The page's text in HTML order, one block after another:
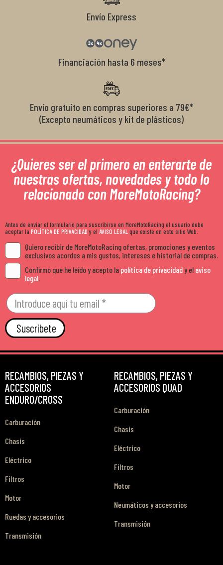
Envío Express
Financiación hasta 6 meses*
Envío gratuito en compras superiores a 79€*
(Excepto neumáticos y kit de plásticos)
¿Quieres ser el primero en enterarte de
nuestras ofertas, novedades y todo lo
relacionado con MoreMotoRacing?
Antes de enviar el formulario para suscribirse en MoreMotoRacing el usuario debe
aceptar la POLÍTICA DE PRIVACIDADy el AVISO LEGALque existe en este sitio Web.
Quiero recibir de MoreMotoRacing ofertas, promociones y eventos
exclusivos acordes a mis gustos, intereses e historial de compras.
Confirmo que he leído y acepto la política de privacidady el aviso
legal
Suscríbete
RECAMBIOS, PIEZAS Y
ACCESORIOS
ENDURO/CROSS
Carburación
Chasis
Eléctrico
Filtros
Motor
Ruedas y accesorios
Transmisión
RECAMBIOS, PIEZAS Y
ACCESORIOS QUAD
Carburación
Chasis
Eléctrico
Filtros
Motor
Neumáticos y accesorios
Transmisión